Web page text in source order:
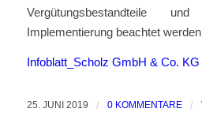
Vergütungsbestandteile
Implementierung beachtet
Infoblatt_Scholz GmbH & Co.
25. JUNI 2019 / 0 KOMMENTARE /